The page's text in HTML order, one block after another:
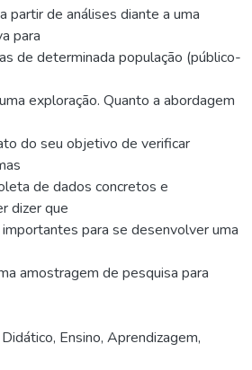
partir de análises diante a uma
para
de determinada população (público-
exploração. Quanto a abordagem
do seu objetivo de verificar
de dados concretos e
dizer que
para se desenvolver uma
amostragem de pesquisa para
Ensino, Aprendizagem,